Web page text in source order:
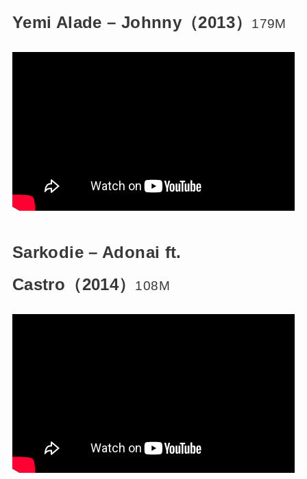
Yemi Alade – Johnny（2013） 179M
Sarkodie – Adonai ft.
Castro（2014）
108M